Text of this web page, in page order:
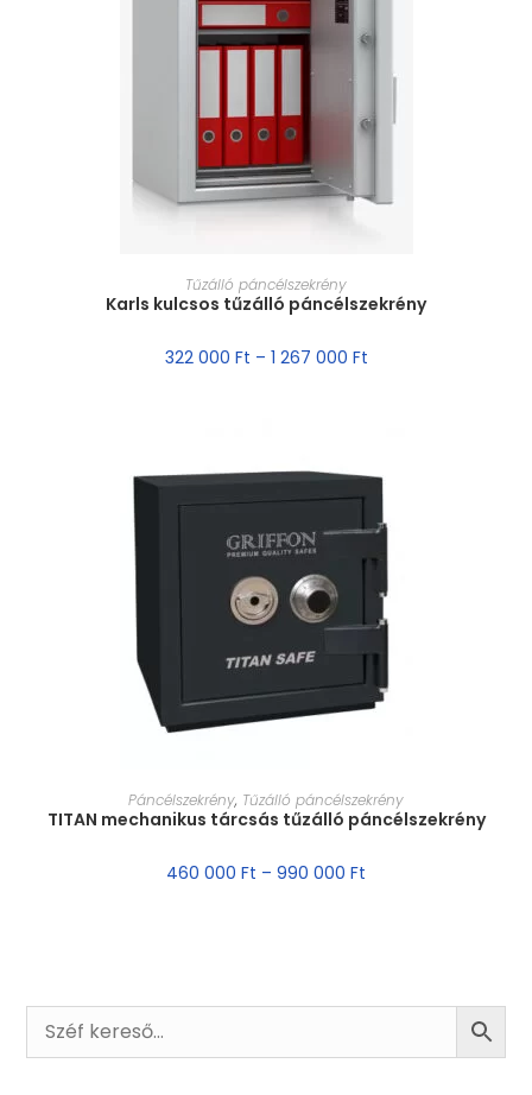
MÉRET VÁLASZTÁSA
Tűzálló páncélszekrény
Karls kulcsos tűzálló páncélszekrény
322 000 Ft – 1 267 000 Ft
MÉRET VÁLASZTÁSA
Páncélszekrény, Tűzálló páncélszekrény
TITAN mechanikus tárcsás tűzálló páncélszekrény
460 000 Ft – 990 000 Ft